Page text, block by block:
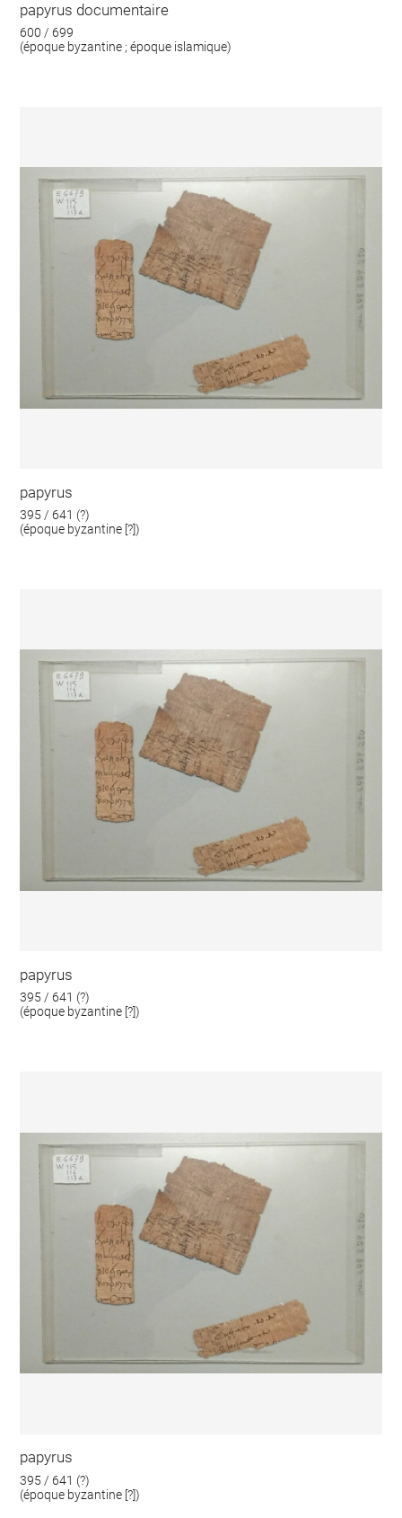
papyrus documentaire
600 / 699
(époque byzantine ; époque islamique)
papyrus
395 / 641 (?)
(époque byzantine [?])
papyrus
395 / 641 (?)
(époque byzantine [?])
papyrus
395 / 641 (?)
(époque byzantine [?])